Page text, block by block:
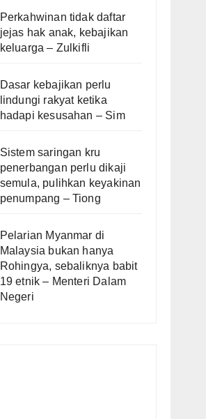
Perkahwinan tidak daftar
jejas hak anak, kebajikan
keluarga – Zulkifli
Dasar kebajikan perlu
lindungi rakyat ketika
hadapi kesusahan – Sim
Sistem saringan kru
penerbangan perlu dikaji
semula, pulihkan keyakinan
penumpang – Tiong
Pelarian Myanmar di
Malaysia bukan hanya
Rohingya, sebaliknya babit
19 etnik – Menteri Dalam
Negeri